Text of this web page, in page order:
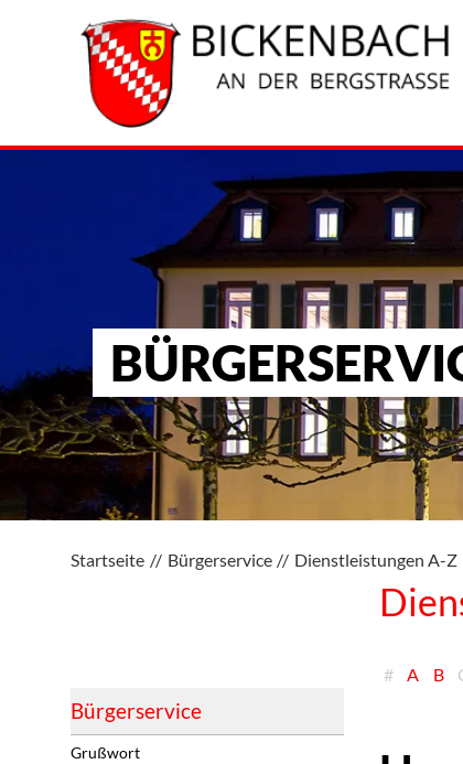
Startseite Bürgerservice Dienstleistungen A-Z
Bürgerservice
Grußwort
# A B